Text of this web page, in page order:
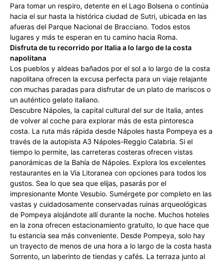
Para tomar un respiro, detente en el Lago Bolsena o continúa
hacia el sur hasta la histórica ciudad de Sutri, ubicada en las
afueras del Parque Nacional de Bracciano. Todos estos
lugares y más te esperan en tu camino hacia Roma.
Disfruta de tu recorrido por Italia a lo largo de la costa
napolitana
Los pueblos y aldeas bañados por el sol a lo largo de la costa
napolitana ofrecen la excusa perfecta para un viaje relajante
con muchas paradas para disfrutar de un plato de mariscos o
un auténtico gelato italiano.
Descubre Nápoles, la capital cultural del sur de Italia, antes
de volver al coche para explorar más de esta pintoresca
costa. La ruta más rápida desde Nápoles hasta Pompeya es a
través de la autopista A3 Nápoles-Reggio Calabria. Si el
tiempo lo permite, las carreteras costeras ofrecen vistas
panorámicas de la Bahía de Nápoles. Explora los excelentes
restaurantes en la Via Litoranea con opciones para todos los
gustos. Sea lo que sea que elijas, pasarás por el
impresionante Monte Vesubio. Sumérgete por completo en las
vastas y cuidadosamente conservadas ruinas arqueológicas
de Pompeya alojándote allí durante la noche. Muchos hoteles
en la zona ofrecen estacionamiento gratuito, lo que hace que
tu estancia sea más conveniente. Desde Pompeya, solo hay
un trayecto de menos de una hora a lo largo de la costa hasta
Sorrento, un laberinto de tiendas y cafés. La terraza junto al